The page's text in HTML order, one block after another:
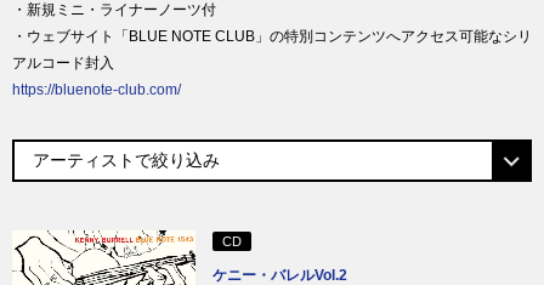
・新規ミニ・ライナーノーツ付
・ウェブサイト「BLUE NOTE CLUB」の特別コンテンツへアクセス可能なシリ
アルコード封入
https://bluenote-club.com/
CD
ケニー・バレルVol.2